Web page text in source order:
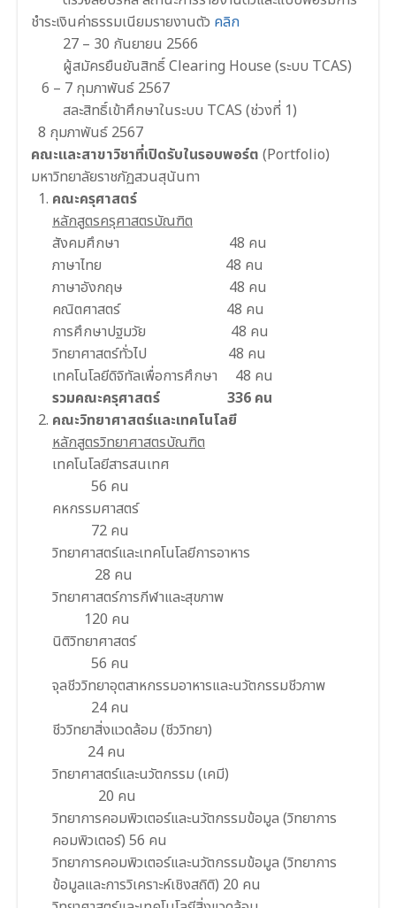
ชําระเงินค่าธรรมเนียมรายงานตัว คลิก
27 – 30 กันยายน 2566
ผู้สมัครยืนยันสิทธิ์ Clearing House (ระบบ TCAS)
6 – 7 กุมภาพันธ์ 2567
สละสิทธิ์เข้าศึกษาในระบบ TCAS (ช่วงที่ 1)
8 กุมภาพันธ์ 2567
คณะและสาขาวิชาที่เปิดรับในรอบพอร์ต (Portfolio)
มหาวิทยาลัยราชภัฏสวนสุนันทา
คณะครุศาสตร์
หลักสูตรครุศาสตรบัณฑิต
สังคมศึกษา 48 คน
ภาษาไทย 48 คน
ภาษาอังกฤษ 48 คน
คณิตศาสตร์ 48 คน
การศึกษาปฐมวัย 48 คน
วิทยาศาสตร์ทั่วไป 48 คน
เทคโนโลยีดิจิทัลเพื่อการศึกษา 48 คน
รวมคณะครุศาสตร์ 336 คน
คณะวิทยาศาสตร์และเทคโนโลยี
หลักสูตรวิทยาศาสตรบัณฑิต
เทคโนโลยีสารสนเทศ
56 คน
คหกรรมศาสตร์
72 คน
วิทยาศาสตร์และเทคโนโลยีการอาหาร
28 คน
วิทยาศาสตร์การกีฬาและสุขภาพ
120 คน
นิติวิทยาศาสตร์
56 คน
จุลชีววิทยาอุตสาหกรรมอาหารและนวัตกรรมชีวภาพ
24 คน
ชีววิทยาสิ่งแวดล้อม (ชีววิทยา)
24 คน
วิทยาศาสตร์และนวัตกรรม (เคมี)
20 คน
วิทยาการคอมพิวเตอร์และนวัตกรรมข้อมูล (วิทยาการ
คอมพิวเตอร์) 56 คน
วิทยาการคอมพิวเตอร์และนวัตกรรมข้อมูล (วิทยาการ
ข้อมูลและการวิเคราะห์เชิงสถิติ) 20 คน